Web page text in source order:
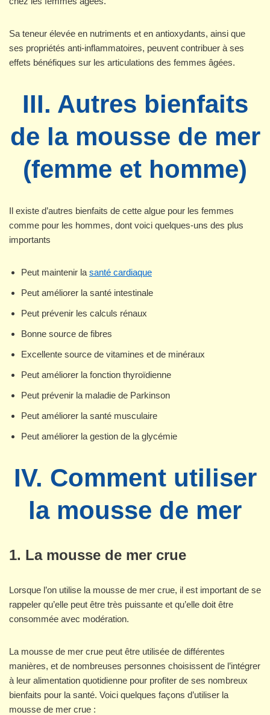
Sa teneur élevée en nutriments et en antioxydants, ainsi que
ses propriétés anti-inflammatoires, peuvent contribuer à ses
effets bénéfiques sur les articulations des femmes âgées.
III. Autres bienfaits
de la mousse de mer
(femme et homme)
Il existe d’autres bienfaits de cette algue pour les femmes
comme pour les hommes, dont voici quelques-uns des plus
importants
Peut maintenir la santé cardiaque
Peut améliorer la santé intestinale
Peut prévenir les calculs rénaux
Bonne source de fibres
Excellente source de vitamines et de minéraux
Peut améliorer la fonction thyroïdienne
Peut prévenir la maladie de Parkinson
Peut améliorer la santé musculaire
Peut améliorer la gestion de la glycémie
IV. Comment utiliser
la mousse de mer
1. La mousse de mer crue
Lorsque l’on utilise la mousse de mer crue, il est important de se
rappeler qu’elle peut être très puissante et qu’elle doit être
consommée avec modération.
La mousse de mer crue peut être utilisée de différentes
manières, et de nombreuses personnes choisissent de l’intégrer
à leur alimentation quotidienne pour profiter de ses nombreux
bienfaits pour la santé. Voici quelques façons d’utiliser la
mousse de mer crue :